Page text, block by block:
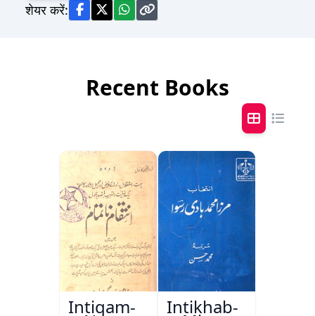
शेयर करें:
Recent Books
Intiqam- Intikhab-